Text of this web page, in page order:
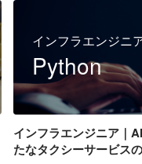
インフラエンジニ
Python
インフラエンジニア｜
たなタクシーサービス